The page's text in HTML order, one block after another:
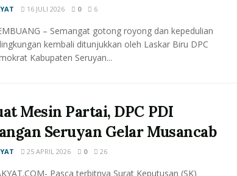
16 JULI 2026 0 6
– Semangat gotong royong dan kepedulian
kembali ditunjukkan oleh Laskar Biru DPC
Kabupaten Seruyan...
Mesin Partai, DPC PDI
Seruyan Gelar Musancab
25 APRIL 2026 0 26
Pasca terbitnya Surat Keputusan (SK)